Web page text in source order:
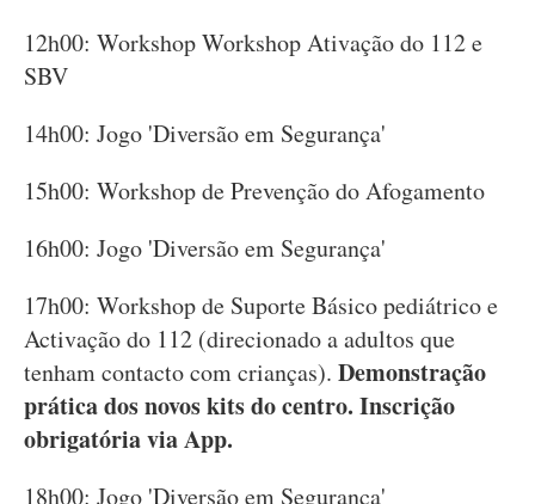
12h00: Workshop Workshop Ativação do 112 e
SBV
14h00: Jogo 'Diversão em Segurança'
15h00: Workshop de Prevenção do Afogamento
16h00: Jogo 'Diversão em Segurança'
17h00: Workshop de Suporte Básico pediátrico e
Activação do 112 (direcionado a adultos que
tenham contacto com crianças). Demonstração
prática dos novos kits do centro. Inscrição
obrigatória via App.
18h00: Jogo 'Diversão em Segurança'